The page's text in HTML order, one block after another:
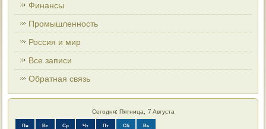
Финансы
Промышленность
Россия и мир
Все записи
Обратная связь
Сегодня: Пятница, 7 Августа
Пн Вт Ср Чт Пт Сб Вс